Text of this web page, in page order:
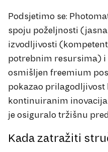
Podsjetimo se:
spoju poželjnosti
izvodljivosti
potrebnim resursima)
osmišljen freemium
pokazao prilagodljivost
kontinuiranim
je osiguralo tržišnu
Kada zatražiti